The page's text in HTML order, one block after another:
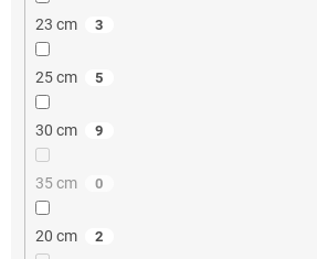
23 cm 3
25 cm 5
30 cm 9
35 cm 0
20 cm 2